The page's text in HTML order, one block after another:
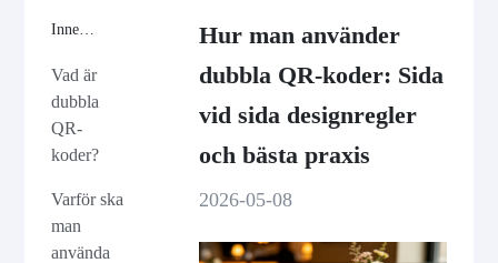
Innehåll
Vad är
dubbla
QR-
koder?
Varför ska
man
använda
Hur man använder
dubbla QR-koder: Sida
vid sida designregler
och bästa praxis
2026-05-08